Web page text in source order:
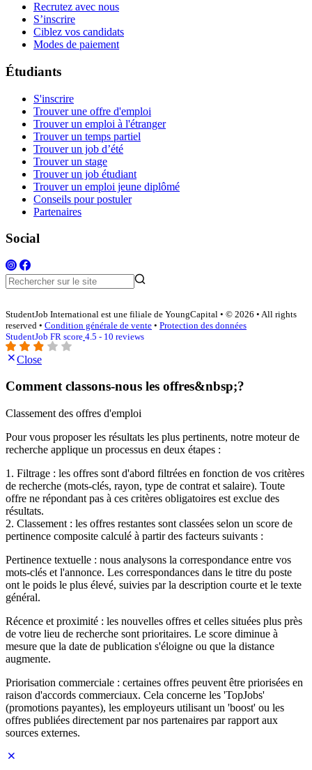
Recrutez avec nous
S’inscrire
Ciblez vos candidats
Modes de paiement
Étudiants
S'inscrire
Trouver une offre d'emploi
Trouver un emploi à l'étranger
Trouver un temps partiel
Trouver un job d’été
Trouver un stage
Trouver un job étudiant
Trouver un emploi jeune diplômé
Conseils pour postuler
Partenaires
Social
StudentJob International est une filiale de YoungCapital • © 2026 • All rights
reserved • Condition générale de vente • Protection des données
StudentJob FR score 4.5 - 10 reviews
Close
Comment classons-nous les offres&nbsp;?
Classement des offres d'emploi
Pour vous proposer les résultats les plus pertinents, notre moteur de
recherche applique un processus en deux étapes :
1. Filtrage : les offres sont d'abord filtrées en fonction de vos critères
de recherche (mots-clés, rayon, type de contrat et salaire). Toute
offre ne répondant pas à ces critères obligatoires est exclue des
résultats.
2. Classement : les offres restantes sont classées selon un score de
pertinence composite calculé à partir des facteurs suivants :
Pertinence textuelle : nous analysons la correspondance entre vos
mots-clés et l'annonce. Les correspondances dans le titre du poste
ont le poids le plus élevé, suivies par la description courte et le texte
général.
Récence et proximité : les nouvelles offres et celles situées plus près
de votre lieu de recherche sont prioritaires. Le score diminue à
mesure que la date de publication s'éloigne ou que la distance
augmente.
Priorisation commerciale : certaines offres peuvent être priorisées en
raison d'accords commerciaux. Cela concerne les 'TopJobs'
(promotions payantes), les employeurs utilisant un 'boost' ou les
offres publiées directement par nos partenaires par rapport aux
sources externes.